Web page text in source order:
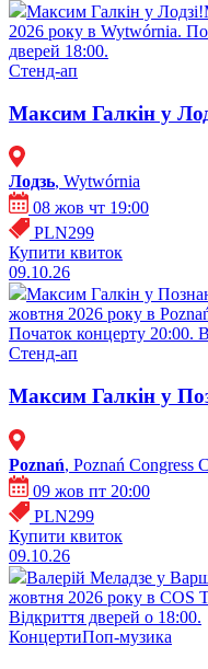
Максим Галкін у Лодзі!
2026 року в Wytwórnia.
дверей 18:00.
Стенд-ап
Максим Галкін у
Лодзь, Wytwórnia
08 жов чт 19:00
PLN299
Купити квиток
09.10.26
Максим Галкін у
жовтня 2026 року в
Початок концерту 20:00.
Стенд-ап
Максим Галкін у
Poznań, Poznań Congress
09 жов пт 20:00
PLN299
Купити квиток
09.10.26
Валерій Меладзе у
жовтня 2026 року в COS
Відкриття дверей о 18:00.
КонцертиПоп-музика